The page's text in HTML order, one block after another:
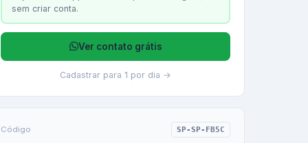
sem criar conta.
Ver contato grátis
Cadastrar para 1 por dia →
Código SP-SP-FB5C